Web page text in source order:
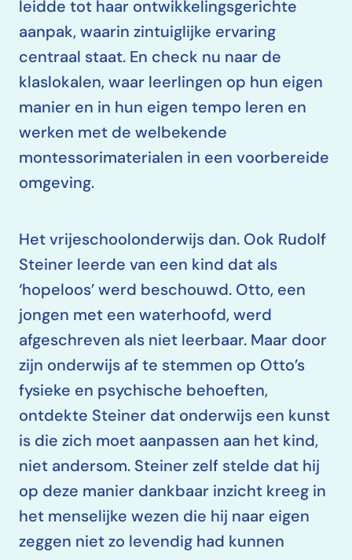
leidde tot haar ontwikkelingsgerichte
aanpak, waarin zintuiglijke ervaring
centraal staat. En check nu naar de
klaslokalen, waar leerlingen op hun eigen
manier en in hun eigen tempo leren en
werken met de welbekende
montessorimaterialen in een voorbereide
omgeving.
Het vrijeschoolonderwijs dan. Ook Rudolf
Steiner leerde van een kind dat als
‘hopeloos’ werd beschouwd. Otto, een
jongen met een waterhoofd, werd
afgeschreven als niet leerbaar. Maar door
zijn onderwijs af te stemmen op Otto’s
fysieke en psychische behoeften,
ontdekte Steiner dat onderwijs een kunst
is die zich moet aanpassen aan het kind,
niet andersom. Steiner zelf stelde dat hij
op deze manier dankbaar inzicht kreeg in
het menselijke wezen die hij naar eigen
zeggen niet zo levendig had kunnen